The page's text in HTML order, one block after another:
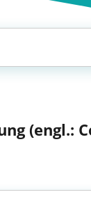
(engl.: